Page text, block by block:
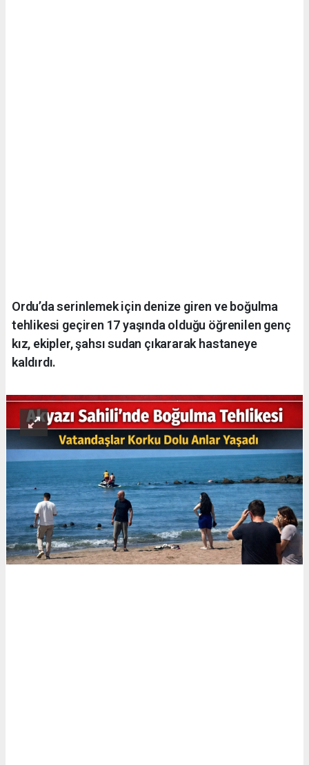
Ordu’da serinlemek için denize giren ve boğulma
tehlikesi geçiren 17 yaşında olduğu öğrenilen genç
kız, ekipler, şahsı sudan çıkararak hastaneye
kaldırdı.